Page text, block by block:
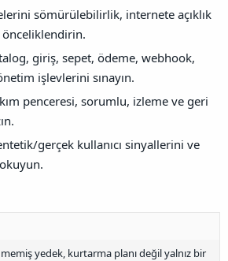
sömürülebilirlik, internete açıklık
giriş, sepet, ödeme, webhook,
işlevlerini sınayın.
penceresi, sorumlu, izleme ve geri
gerçek kullanıcı sinyallerini ve
yedek, kurtarma planı değil yalnız bir